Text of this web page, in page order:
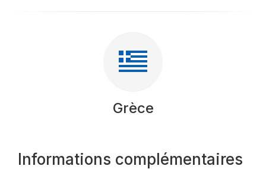
Grèce
Informations complémentaires